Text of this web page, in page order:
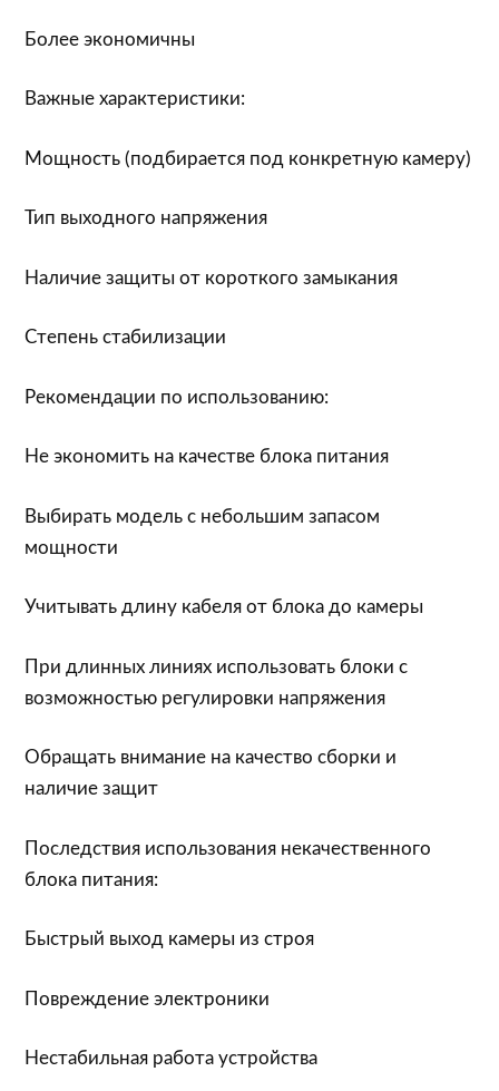
Более экономичны
Важные характеристики:
Мощность (подбирается под конкретную камеру)
Тип выходного напряжения
Наличие защиты от короткого замыкания
Степень стабилизации
Рекомендации по использованию:
Не экономить на качестве блока питания
Выбирать модель с небольшим запасом
мощности
Учитывать длину кабеля от блока до камеры
При длинных линиях использовать блоки с
возможностью регулировки напряжения
Обращать внимание на качество сборки и
наличие защит
Последствия использования некачественного
блока питания:
Быстрый выход камеры из строя
Повреждение электроники
Нестабильная работа устройства